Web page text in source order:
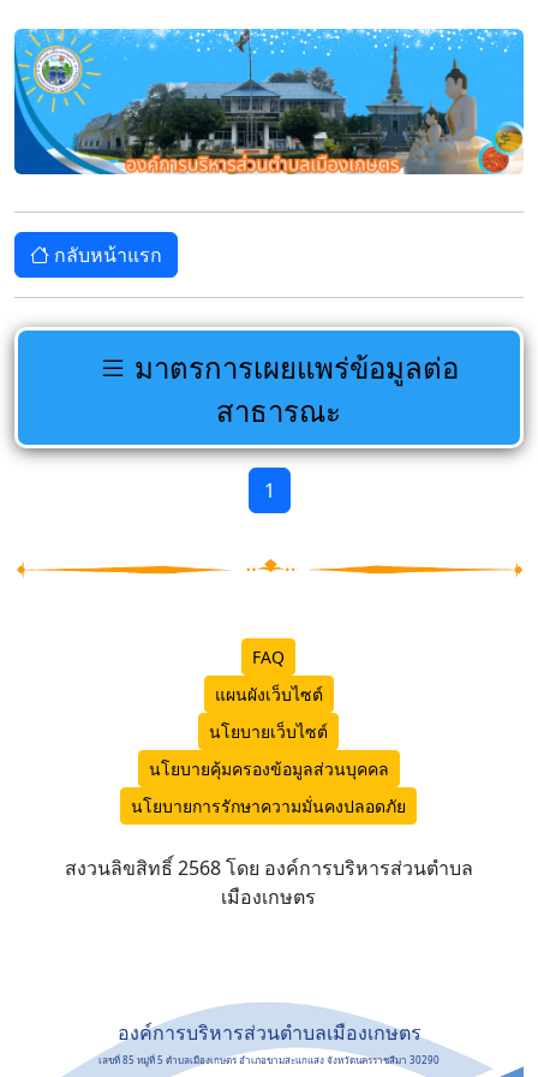
กลับหน้าแรก
มาตรการเผยแพร่ข้อมูลต่อ
สาธารณะ
1
FAQ
แผนผังเว็บไซต์
นโยบายเว็บไซต์
นโยบายคุ้มครองข้อมูลส่วนบุคคล
นโยบายการรักษาความมั่นคงปลอดภัย
สงวนลิขสิทธิ์ 2568 โดย องค์การบริหารส่วนตำบล
เมืองเกษตร
องค์การบริหารส่วนตำบลเมืองเกษตร
เลขที่ 85 หมู่ที่ 5 ตำบลเมืองเกษตร อำเภอขามสะแกแสง จังหวัดนครราชสีมา 30290